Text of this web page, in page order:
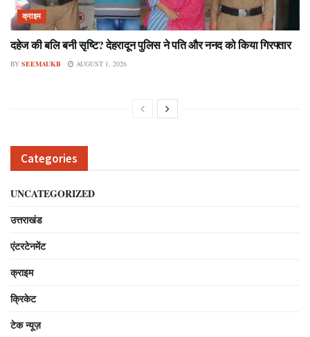
क्राइम
दहेज की बलि बनी सृष्टि? देहरादून पुलिस ने पति और ननद को किया गिरफ्तार
BY SEEMAUKB AUGUST 1, 2026
Categories
UNCATEGORIZED
उत्तराखंड
एंटरटेनमेंट
क्राइम
क्रिकेट
टेक न्यूज़